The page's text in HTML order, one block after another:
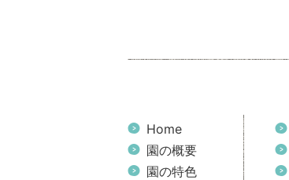
Home
園の概要
園の特色